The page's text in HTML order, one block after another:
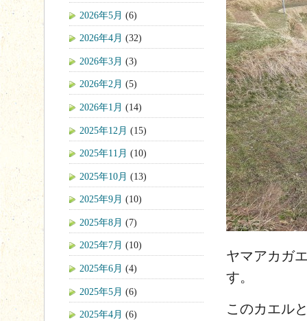
ヤマアカガ
す。
このカエル
2026年5月 (6)
2026年4月 (32)
2026年3月 (3)
2026年2月 (5)
2026年1月 (14)
2025年12月 (15)
2025年11月 (10)
2025年10月 (13)
2025年9月 (10)
2025年8月 (7)
2025年7月 (10)
2025年6月 (4)
2025年5月 (6)
2025年4月 (6)